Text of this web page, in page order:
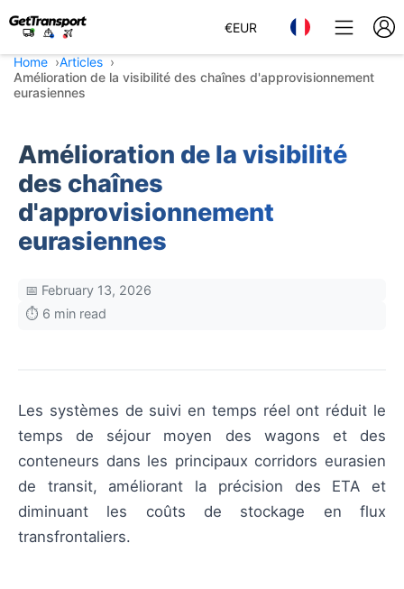
€EUR
Home
Articles
Amélioration de la visibilité des chaînes d'approvisionnement
eurasiennes
Amélioration de la visibilité
des chaînes
d'approvisionnement
eurasiennes
📅 February 13, 2026
⏱️ 6 min read
Les systèmes de suivi en temps réel ont réduit le
temps de séjour moyen des wagons et des
conteneurs dans les principaux corridors eurasien
de transit, améliorant la précision des ETA et
diminuant les coûts de stockage en flux
transfrontaliers.